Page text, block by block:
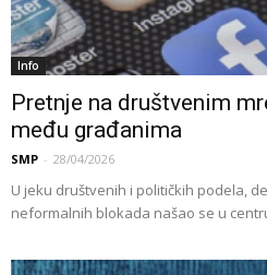
Info
Pretnje na društvenim
među građanima
SMP - 28/04/2026
U jeku društvenih i političkih podela,
neformalnih blokada našao se u